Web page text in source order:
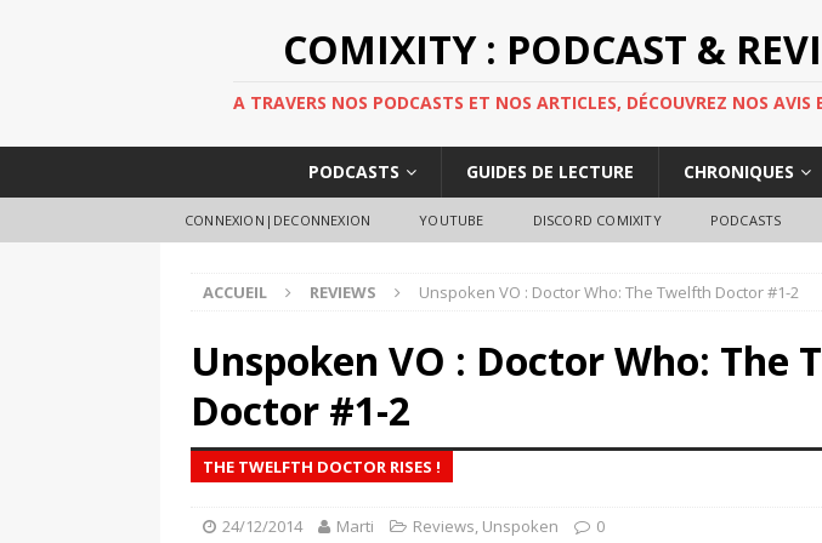
COMIXITY : PODCAST &
A TRAVERS NOS PODCASTS ET NOS ARTICLES, DÉCOUVREZ NOS
PODCASTS GUIDES DE LECTURE CHRONIQUES
CONNEXION|DECONNEXION YOUTUBE DISCORD COMIXITY PODCASTS
ACCUEIL REVIEWS Unspoken VO : Doctor Who: The Twelfth Doctor #1-2
Unspoken VO : Doctor Who: The
Doctor #1-2
THE TWELFTH DOCTOR RISES !
24/12/2014 Marti Reviews, Unspoken 0